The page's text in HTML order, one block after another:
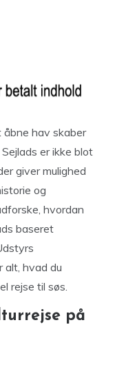
åbne hav skaber
er ikke blot
giver mulighed
og
hvordan
baseret
hvad du
rejse til søs.
på